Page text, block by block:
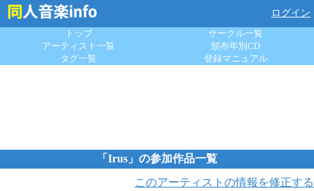
ログイン
トップ
サークル一覧
アーティスト一覧
頒布年別CD
タグ一覧
登録マニュアル
「Irus」の参加作品一覧
このアーティストの情報を修正する